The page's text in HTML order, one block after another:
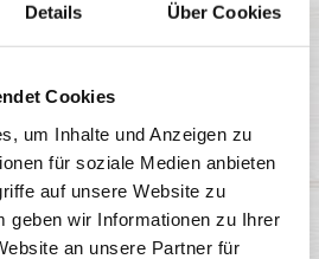
Details Über Cookies
Cookies
um Inhalte und Anzeigen zu
für soziale Medien anbieten
auf unsere Website zu
geben wir Informationen zu Ihrer
an unsere Partner für
7,40 €